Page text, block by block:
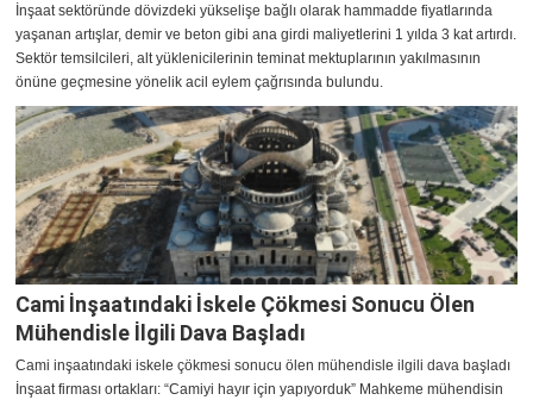
İnşaat sektöründe dövizdeki yükselişe bağlı olarak hammadde fiyatlarında
yaşanan artışlar, demir ve beton gibi ana girdi maliyetlerini 1 yılda 3 kat artırdı.
Sektör temsilcileri, alt yüklenicilerinin teminat mektuplarının yakılmasının
önüne geçmesine yönelik acil eylem çağrısında bulundu.
Cami İnşaatındaki İskele Çökmesi Sonucu Ölen
Mühendisle İlgili Dava Başladı
Cami inşaatındaki iskele çökmesi sonucu ölen mühendisle ilgili dava başladı
İnşaat firması ortakları: “Camiyi hayır için yapıyorduk” Mahkeme mühendisin